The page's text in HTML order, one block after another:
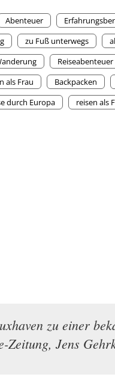
Abenteuer
zu Fuß unterwegs
Reiseabenteuer
als Frau Backpacken
durch Europa reisen als
zu einer
Zeitung, Jens